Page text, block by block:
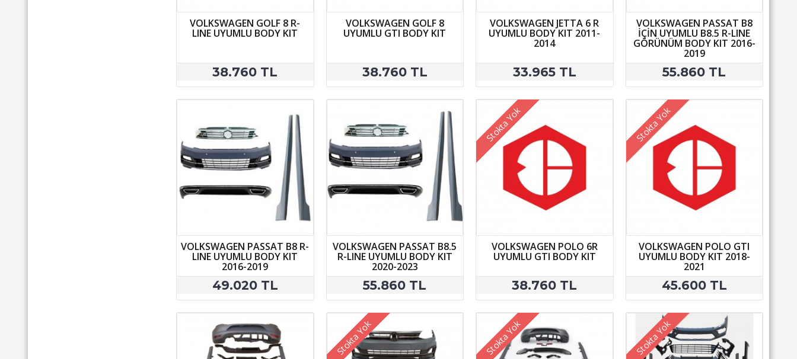
VOLKSWAGEN GOLF 8 R-
LINE UYUMLU BODY KIT
38.760 TL
VOLKSWAGEN GOLF 8
UYUMLU GTI BODY KIT
38.760 TL
VOLKSWAGEN JETTA 6 R
UYUMLU BODY KIT 2011-
2014
33.965 TL
VOLKSWAGEN PASSAT B8
İÇİN UYUMLU B8.5 R-LINE
GÖRÜNÜM BODY KIT 2016-
2019
55.860 TL
VOLKSWAGEN PASSAT B8 R-
LINE UYUMLU BODY KIT
2016-2019
49.020 TL
VOLKSWAGEN PASSAT B8.5
R-LINE UYUMLU BODY KIT
2020-2023
55.860 TL
Stokta Yok
VOLKSWAGEN POLO 6R
UYUMLU GTI BODY KIT
38.760 TL
Stokta Yok
VOLKSWAGEN POLO GTI
UYUMLU BODY KIT 2018-
2021
45.600 TL
Stokta Yok Stokta Yok Stokta Yok